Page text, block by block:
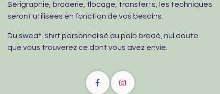
Sérigraphie, broderie, flocage, transferts, les techniques
seront utilisées en fonction de vos besoins.
Du sweat-shirt personnalisé au polo brodé, nul doute
que vous trouverez ce dont vous avez envie.